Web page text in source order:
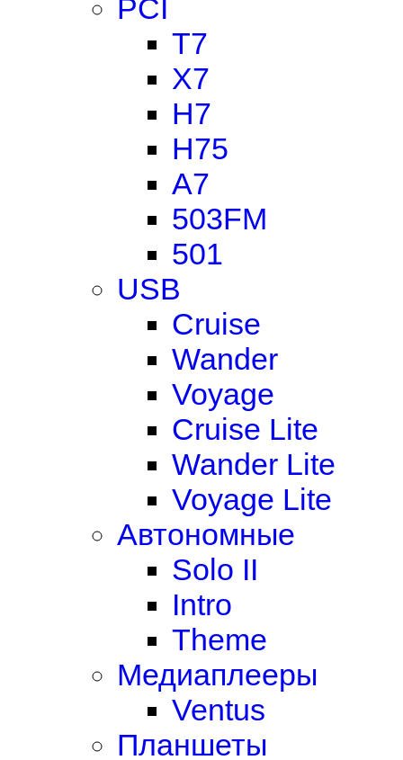
PCI
T7
X7
H7
H75
A7
503FM
501
USB
Cruise
Wander
Voyage
Cruise Lite
Wander Lite
Voyage Lite
Автономные
Solo II
Intro
Theme
Медиаплееры
Ventus
Планшеты